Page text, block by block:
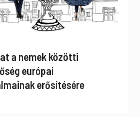
a nemek közötti
európai
erősítésére